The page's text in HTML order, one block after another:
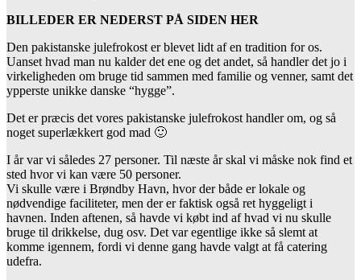
BILLEDER ER NEDERST PÅ SIDEN HER
Den pakistanske julefrokost er blevet lidt af en tradition for os.
Uanset hvad man nu kalder det ene og det andet, så handler det jo i
virkeligheden om bruge tid sammen med familie og venner, samt det
ypperste unikke danske “hygge”.
Det er præcis det vores pakistanske julefrokost handler om, og så
noget superlækkert god mad 🙂
I år var vi således 27 personer. Til næste år skal vi måske nok find et
sted hvor vi kan være 50 personer.
Vi skulle være i Brøndby Havn, hvor der både er lokale og
nødvendige faciliteter, men der er faktisk også ret hyggeligt i
havnen. Inden aftenen, så havde vi købt ind af hvad vi nu skulle
bruge til drikkelse, dug osv. Det var egentlige ikke så slemt at
komme igennem, fordi vi denne gang havde valgt at få catering
udefra.